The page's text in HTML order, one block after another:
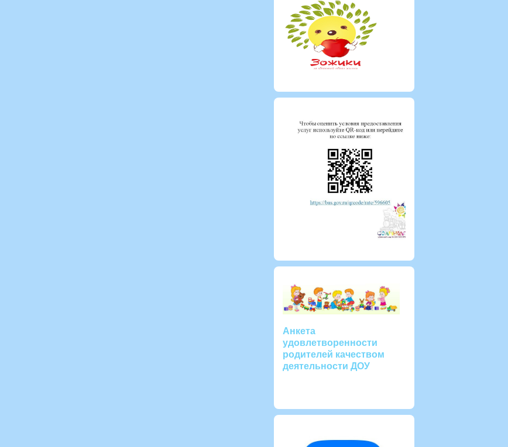
Анкета
удовлетворенности
родителей качеством
деятельности ДОУ